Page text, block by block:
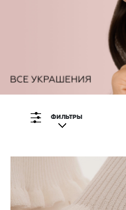
ФИЛЬТРЫ